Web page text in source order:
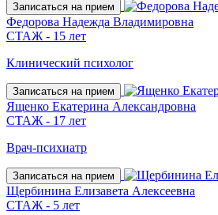
Записаться на прием
Федорова Надежда Владимировна
СТАЖ - 15 лет
Клинический психолог
Записаться на прием
Ященко Екатерина Александровна
СТАЖ - 17 лет
Врач-психиатр
Записаться на прием
Щербинина Елизавета Алексеевна
СТАЖ - 5 лет